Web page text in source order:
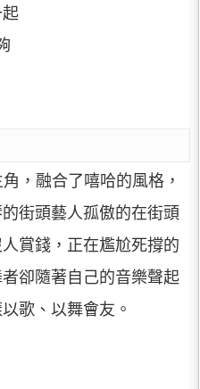
，融合了嘻哈的風格，
街頭藝人孤傲的在街頭
賞錢，正在尷尬死撐的
卻隨著自己的音樂聲起
歌、以舞會友。